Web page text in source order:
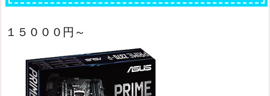
１５０００円～